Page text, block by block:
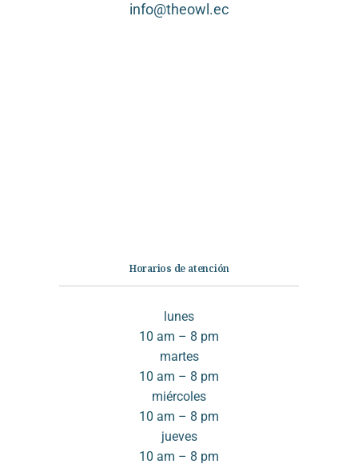
info@theowl.ec
Horarios de atención
lunes
10 am – 8 pm
martes
10 am – 8 pm
miércoles
10 am – 8 pm
jueves
10 am – 8 pm